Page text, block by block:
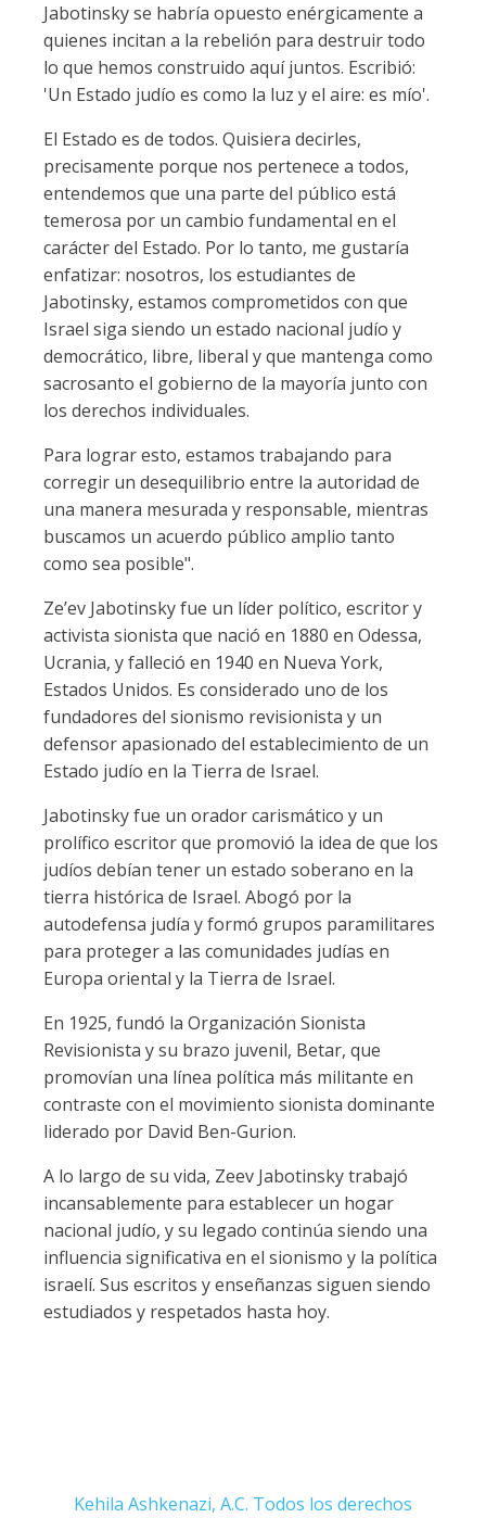
Jabotinsky se habría opuesto enérgicamente a
quienes incitan a la rebelión para destruir todo
lo que hemos construido aquí juntos. Escribió:
'Un Estado judío es como la luz y el aire: es mío'.
El Estado es de todos. Quisiera decirles,
precisamente porque nos pertenece a todos,
entendemos que una parte del público está
temerosa por un cambio fundamental en el
carácter del Estado. Por lo tanto, me gustaría
enfatizar: nosotros, los estudiantes de
Jabotinsky, estamos comprometidos con que
Israel siga siendo un estado nacional judío y
democrático, libre, liberal y que mantenga como
sacrosanto el gobierno de la mayoría junto con
los derechos individuales.
Para lograr esto, estamos trabajando para
corregir un desequilibrio entre la autoridad de
una manera mesurada y responsable, mientras
buscamos un acuerdo público amplio tanto
como sea posible".
Ze’ev Jabotinsky fue un líder político, escritor y
activista sionista que nació en 1880 en Odessa,
Ucrania, y falleció en 1940 en Nueva York,
Estados Unidos. Es considerado uno de los
fundadores del sionismo revisionista y un
defensor apasionado del establecimiento de un
Estado judío en la Tierra de Israel.
Jabotinsky fue un orador carismático y un
prolífico escritor que promovió la idea de que los
judíos debían tener un estado soberano en la
tierra histórica de Israel. Abogó por la
autodefensa judía y formó grupos paramilitares
para proteger a las comunidades judías en
Europa oriental y la Tierra de Israel.
En 1925, fundó la Organización Sionista
Revisionista y su brazo juvenil, Betar, que
promovían una línea política más militante en
contraste con el movimiento sionista dominante
liderado por David Ben-Gurion.
A lo largo de su vida, Zeev Jabotinsky trabajó
incansablemente para establecer un hogar
nacional judío, y su legado continúa siendo una
influencia significativa en el sionismo y la política
israelí. Sus escritos y enseñanzas siguen siendo
estudiados y respetados hasta hoy.
Kehila Ashkenazi, A.C. Todos los derechos